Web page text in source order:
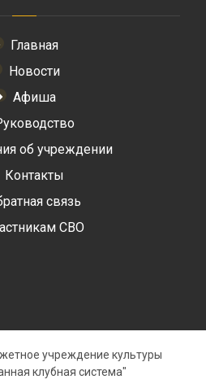
Главная
Новости
Афиша
об учреждении
Контакты
связь
СВО
учреждение культуры
клубная система"